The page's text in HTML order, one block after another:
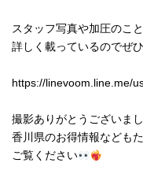
スタッフ写真や加圧のこ
詳しく載っているのでぜ
https://linevoom.line.me/
撮影ありがとうございま
香川県のお得情報なども
ご覧ください